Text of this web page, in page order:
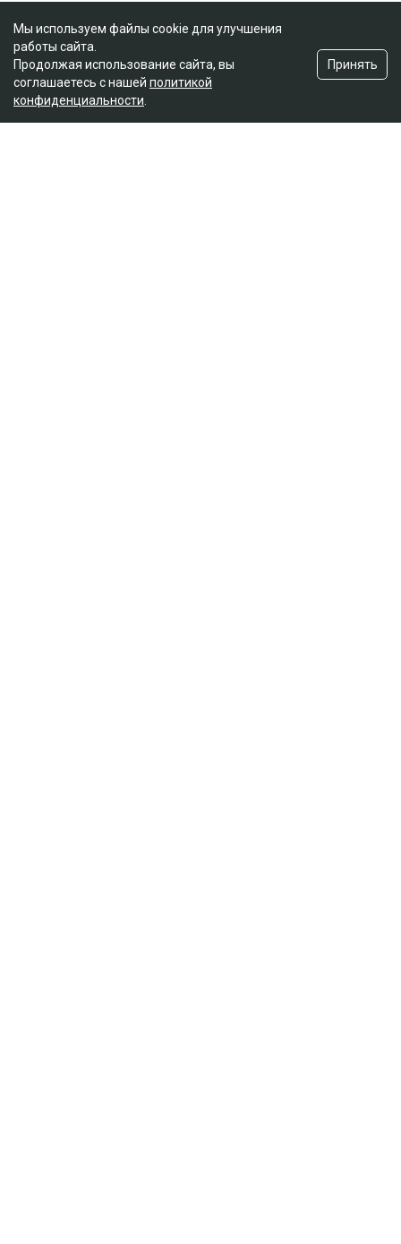
Мы используем файлы cookie для улучшения
работы сайта.
Продолжая использование сайта, вы
соглашаетесь с нашей политикой
конфиденциальности
Принять